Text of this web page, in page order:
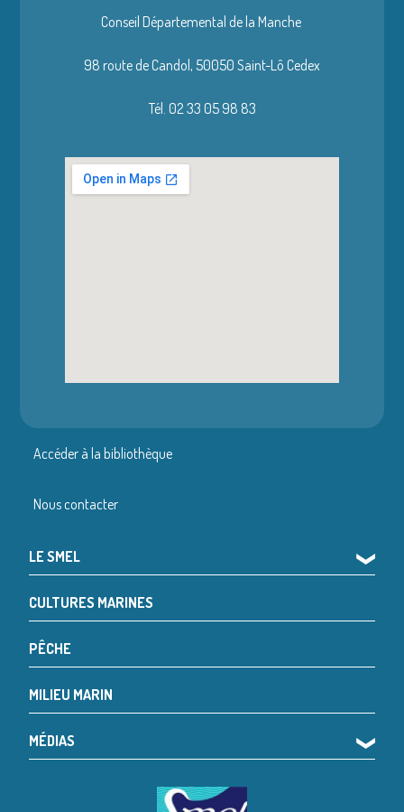
Conseil Départemental de la Manche
98 route de Candol, 50050 Saint-Lô Cedex
Tél. 02 33 05 98 83
Accéder à la bibliothèque
Nous contacter
LE SMEL ❯
CULTURES MARINES
PÊCHE
MILIEU MARIN
MÉDIAS ❯